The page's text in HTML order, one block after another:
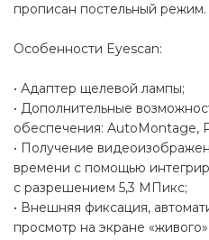
прописан постельный режим.
Особенности Eyescan:
• Адаптер щелевой лампы;
• Дополнительные
обеспечения: AutoMontage,
• Получение
времени с помощью
с разрешением 5,3 МПикс;
• Внешняя фиксация,
просмотр на экране